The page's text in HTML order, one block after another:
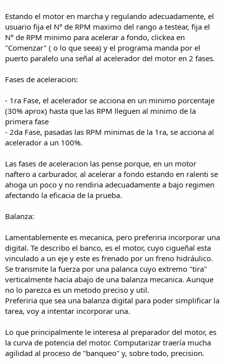
Estando el motor en marcha y regulando adecuadamente, el
usuario fija el N° de RPM maximo del rango a testear, fija el
N° de RPM minimo para acelerar a fondo, clickea en
"Comenzar" ( o lo que seea) y el programa manda por el
puerto paralelo una señal al acelerador del motor en 2 fases.
Fases de aceleracion:
- 1ra Fase, el acelerador se acciona en un minimo porcentaje
(30% aprox) hasta que las RPM lleguen al minimo de la
primera fase
- 2da Fase, pasadas las RPM minimas de la 1ra, se acciona al
acelerador a un 100%.
Las fases de aceleracion las pense porque, en un motor
naftero a carburador, al acelerar a fondo estando en ralenti se
ahoga un poco y no rendiria adecuadamente a bajo regimen
afectando la eficacia de la prueba.
Balanza:
Lamentablemente es mecanica, pero preferiria incorporar una
digital. Te describo el banco, es el motor, cuyo cigueñal esta
vinculado a un eje y este es frenado por un freno hidráulico.
Se transmite la fuerza por una palanca cuyo extremo "tira"
verticalmente hacia abajo de una balanza mecanica. Aunque
no lo parezca es un metodo preciso y util.
Preferiria que sea una balanza digital para poder simplificar la
tarea, voy a intentar incorporar una.
Lo que principalmente le interesa al preparador del motor, es
la curva de potencia del motor. Computarizar traería mucha
agilidad al proceso de "banqueo" y, sobre todo, precision.